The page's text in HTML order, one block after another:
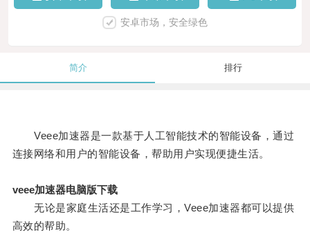
安卓市场，安全绿色
简介 排行
Veee加速器是一款基于人工智能技术的智能设备，通过
连接网络和用户的智能设备，帮助用户实现便捷生活。
veee加速器电脑版下载
无论是家庭生活还是工作学习，Veee加速器都可以提供
高效的帮助。